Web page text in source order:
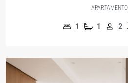
APARTAMENTO
1 1 2